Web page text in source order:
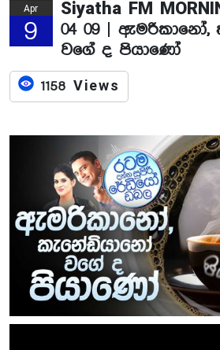
Apr
9
Siyatha FM
04 09 | ඇමරිකානෝ,
වගේ ද පියාණෝ
1158 Views